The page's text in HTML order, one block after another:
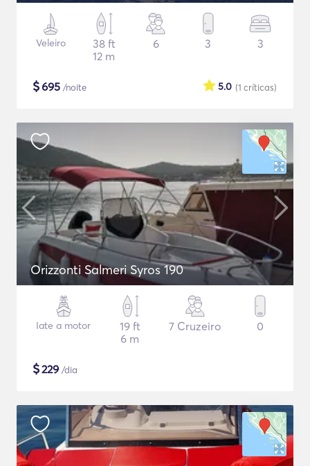
Veleiro
38 ft
12 m
6 3 3
$695 /noite (1 críticas)
5.0
Orizzonti Salmeri Syros 190
Iate a motor
19 ft
6 m
7 Cruzeiro 0
$229 /dia